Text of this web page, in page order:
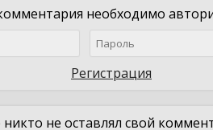
необходимо
Регистрация
не оставлял свой